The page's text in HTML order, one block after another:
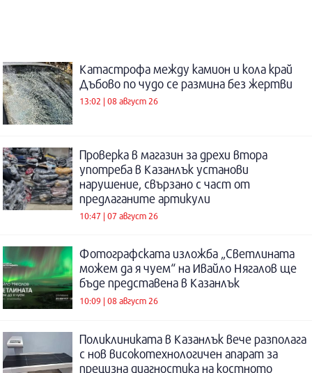
Катастрофа между камион и кола край
Дъбово по чудо се размина без жертви
13:02 | 08 август 26
Проверка в магазин за дрехи втора
употреба в Казанлък установи
нарушение, свързано с част от
предлаганите артикули
10:47 | 07 август 26
Фотографската изложба „Светлината
можем да я чуем“ на Ивайло Нягалов ще
бъде представена в Казанлък
10:09 | 08 август 26
Поликлиниката в Казанлък вече разполага
с нов високотехнологичен апарат за
прецизна диагностика на костното